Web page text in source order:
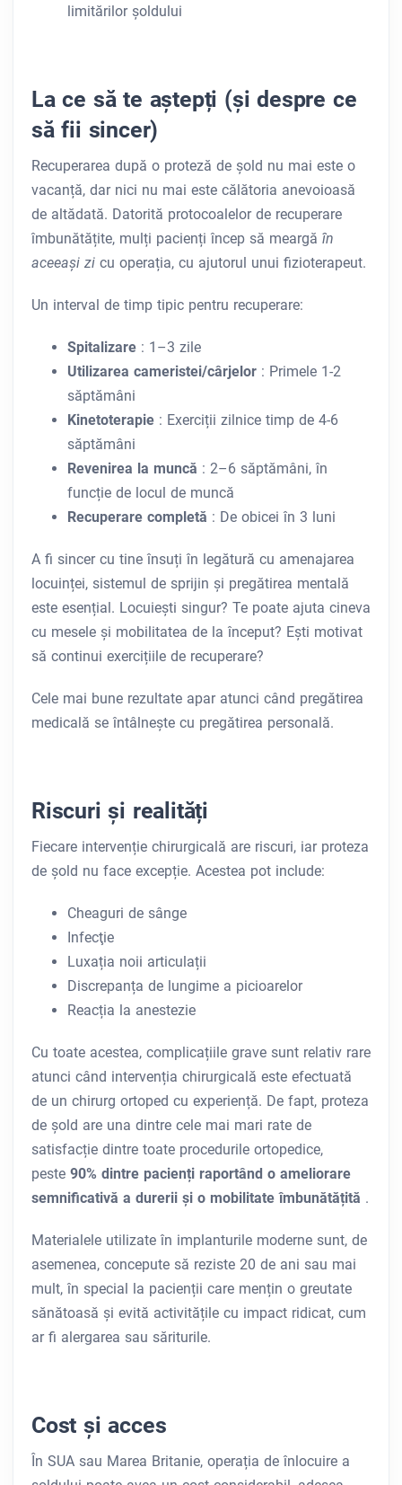
limitărilor șoldului
La ce să te aștepți (și despre ce
să fii sincer)
Recuperarea după o proteză de șold nu mai este o
vacanță, dar nici nu mai este călătoria anevoioasă
de altădată. Datorită protocoalelor de recuperare
îmbunătățite, mulți pacienți încep să meargă în
aceeași zi cu operația, cu ajutorul unui fizioterapeut.
Un interval de timp tipic pentru recuperare:
Spitalizare : 1–3 zile
Utilizarea cameristei/cârjelor : Primele 1-2
săptămâni
Kinetoterapie : Exerciții zilnice timp de 4-6
săptămâni
Revenirea la muncă : 2–6 săptămâni, în
funcție de locul de muncă
Recuperare completă : De obicei în 3 luni
A fi sincer cu tine însuți în legătură cu amenajarea
locuinței, sistemul de sprijin și pregătirea mentală
este esențial. Locuiești singur? Te poate ajuta cineva
cu mesele și mobilitatea de la început? Ești motivat
să continui exercițiile de recuperare?
Cele mai bune rezultate apar atunci când pregătirea
medicală se întâlnește cu pregătirea personală.
Riscuri și realități
Fiecare intervenție chirurgicală are riscuri, iar proteza
de șold nu face excepție. Acestea pot include:
Cheaguri de sânge
Infecţie
Luxația noii articulații
Discrepanța de lungime a picioarelor
Reacția la anestezie
Cu toate acestea, complicațiile grave sunt relativ rare
atunci când intervenția chirurgicală este efectuată
de un chirurg ortoped cu experiență. De fapt, proteza
de șold are una dintre cele mai mari rate de
satisfacție dintre toate procedurile ortopedice,
peste 90% dintre pacienți raportând o ameliorare
semnificativă a durerii și o mobilitate îmbunătățită .
Materialele utilizate în implanturile moderne sunt, de
asemenea, concepute să reziste 20 de ani sau mai
mult, în special la pacienții care mențin o greutate
sănătoasă și evită activitățile cu impact ridicat, cum
ar fi alergarea sau săriturile.
Cost și acces
În SUA sau Marea Britanie, operația de înlocuire a